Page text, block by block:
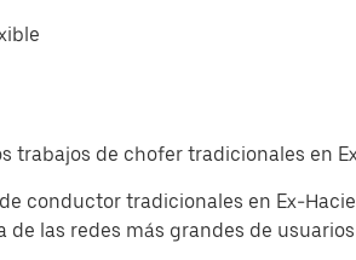
trabajos de chofer tradicionales en
conductor tradicionales en Ex-
de las redes más grandes de